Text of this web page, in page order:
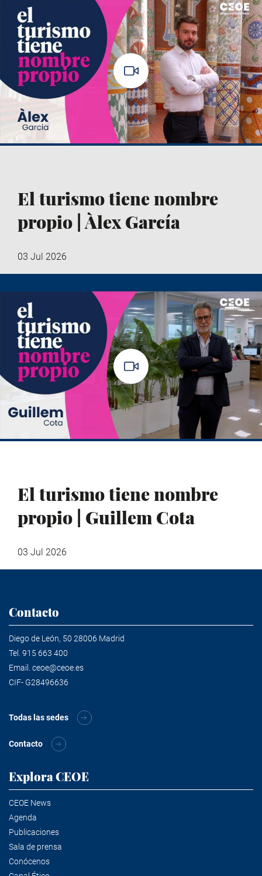
El turismo tiene nombre
propio | Àlex García
03 Jul 2026
El turismo tiene nombre
propio | Guillem Cota
03 Jul 2026
Contacto
Diego de León, 50 28006 Madrid
Tel. 915 663 400
Email. ceoe@ceoe.es
CIF- G28496636
Todas las sedes
Contacto
Explora CEOE
CEOE News
Agenda
Publicaciones
Sala de prensa
Conócenos